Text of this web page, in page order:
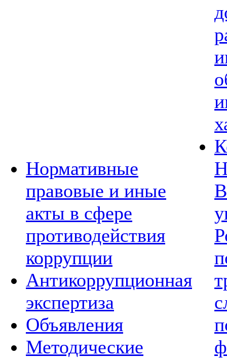
Нормативные
правовые и иные
акты в сфере
противодействия
коррупции
Антикоррупционная
экспертиза
Объявления
Методические